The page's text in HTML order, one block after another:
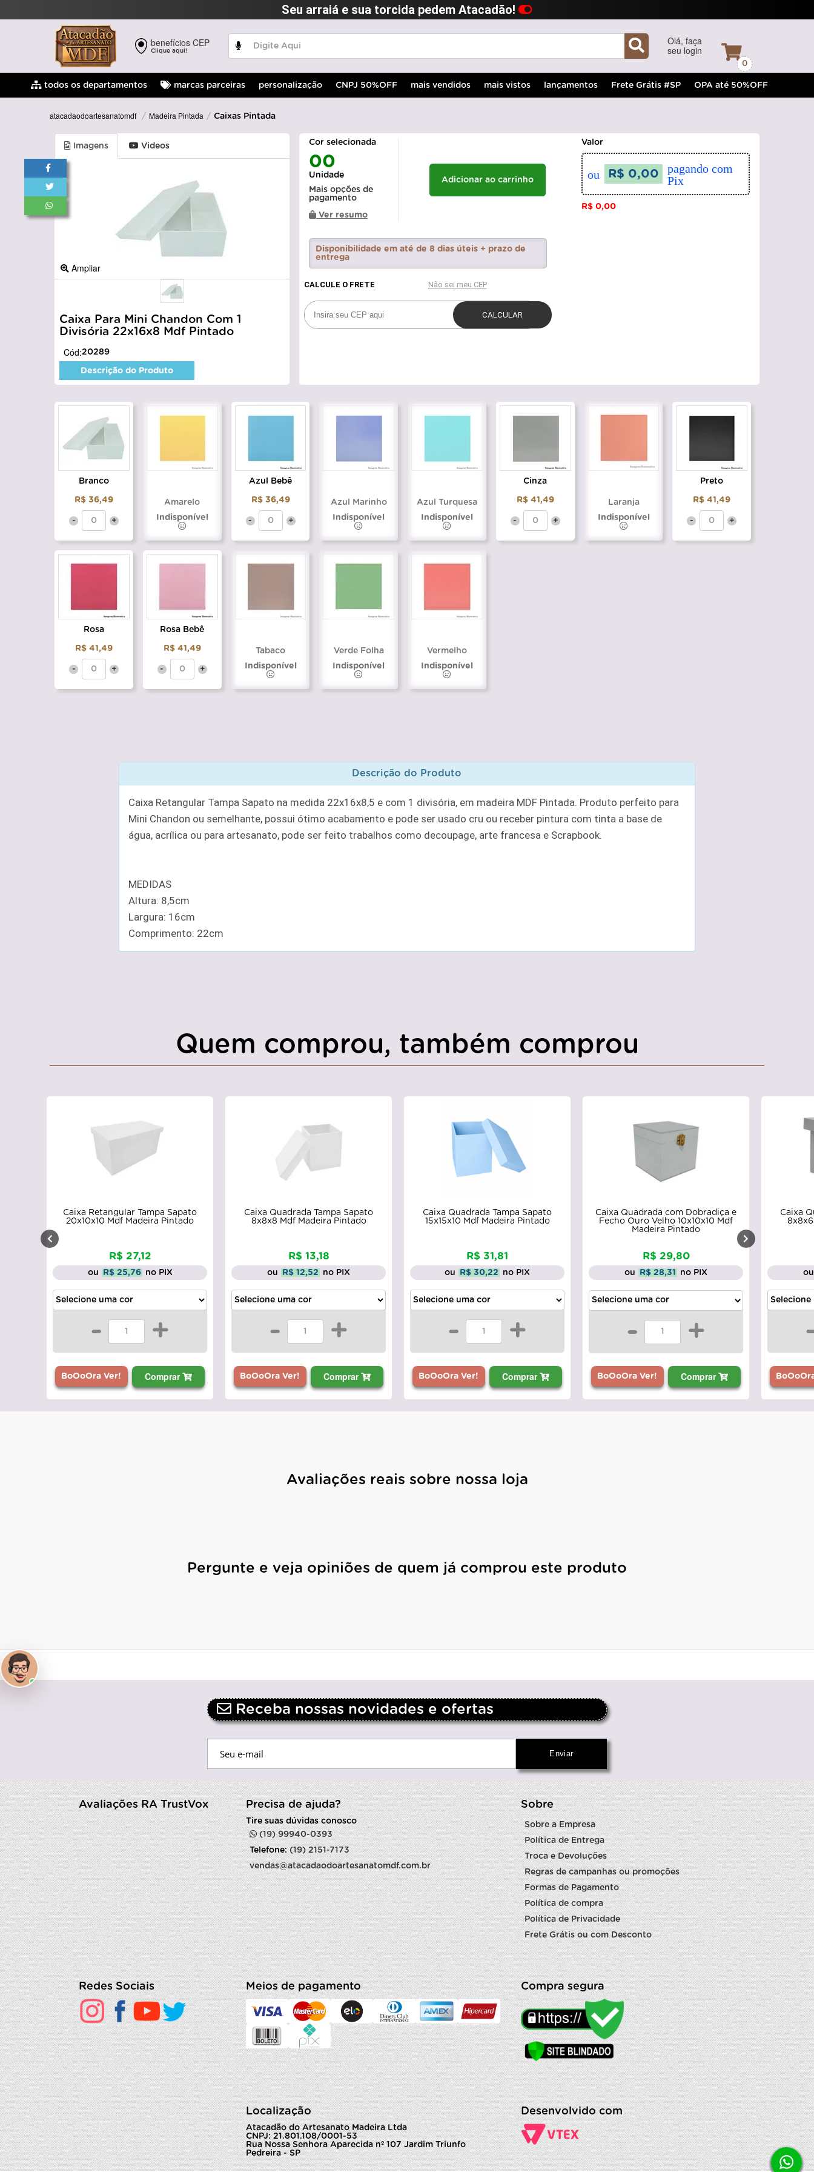
Seu arraiá e sua torcida pedem Atacadão!
benefícios CEP
Clique aqui!
Olá, faça
seu login
0
todos os departamentos marcas parceiras personalização CNPJ 50%OFF mais vendidos mais vistos lançamentos Frete Grátis #SP OPA até 50%OFF
atacadaodoartesanatomdf Madeira Pintada Caixas Pintada
Imagens Videos
Ampliar
Caixa Para Mini Chandon Com 1
Divisória 22x16x8 Mdf Pintado
Cód:20289
Descrição do Produto
Cor selecionada
00
Unidade
Mais opções de
pagamento
Ver resumo
Adicionar ao carrinho
Valor
ou R$ 0,00
pagando com
Pix
R$ 0,00
Disponibilidade em até de 8 dias úteis + prazo de
entrega
Branco
R$ 36,49
- +
Amarelo
Indisponível
Azul Bebê
R$ 36,49
- +
Azul Marinho
Indisponível
Azul Turquesa
Indisponível
Cinza
R$ 41,49
- +
Laranja
Indisponível
Preto
R$ 41,49
- +
Rosa
R$ 41,49
- +
Rosa Bebê
R$ 41,49
- +
Tabaco
Indisponível
Verde Folha
Indisponível
Vermelho
Indisponível
Descrição do Produto
Caixa Retangular Tampa Sapato na medida 22x16x8,5 e com 1 divisória, em madeira MDF Pintada. Produto perfeito para
Mini Chandon ou semelhante, possui ótimo acabamento e pode ser usado cru ou receber pintura com tinta a base de
água, acrílica ou para artesanato, pode ser feito trabalhos como decoupage, arte francesa e Scrapbook.
MEDIDAS
Altura: 8,5cm
Largura: 16cm
Comprimento: 22cm
Quem comprou, também comprou
Caixa Retangular Tampa Sapato
20x10x10 Mdf Madeira Pintado
R$ 27,12
ou R$ 25,76 no PIX
- +
BoOoOra Ver! Comprar
Caixa Quadrada Tampa Sapato
8x8x8 Mdf Madeira Pintado
R$ 13,18
ou R$ 12,52 no PIX
- +
BoOoOra Ver! Comprar
Caixa Quadrada Tampa Sapato
15x15x10 Mdf Madeira Pintado
R$ 31,81
ou R$ 30,22 no PIX
- +
BoOoOra Ver! Comprar
Caixa Quadrada com Dobradiça e
Fecho Ouro Velho 10x10x10 Mdf
Madeira Pintado
R$ 29,80
ou R$ 28,31 no PIX
- +
BoOoOra Ver! Comprar
Caixa
ou
Avaliações reais sobre nossa loja
Pergunte e veja opiniões de quem já comprou este produto
Receba nossas novidades e ofertas
Avaliações RA TrustVox Precisa de ajuda?
Tire suas dúvidas conosco
(19) 99940-0393
Telefone:(19) 2151-7173
vendas@atacadaodoartesanatomdf.com.br
Sobre
Sobre a Empresa
Política de Entrega
Troca e Devoluções
Regras de campanhas ou promoções
Formas de Pagamento
Política de compra
Política de Privacidade
Frete Grátis ou com Desconto
Redes Sociais Meios de pagamento Compra segura
Localização
Atacadão do Artesanato Madeira Ltda
CNPJ: 21.801.108/0001-53
Rua Nossa Senhora Aparecida nº 107 Jardim Triunfo
Pedreira - SP
Desenvolvido com